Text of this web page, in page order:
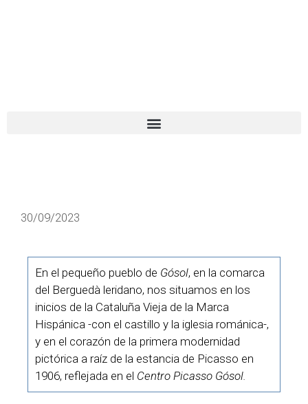
30/09/2023
En el pequeño pueblo de Gósol, en la comarca
del Berguedà leridano, nos situamos en los
inicios de la Cataluña Vieja de la Marca
Hispánica -con el castillo y la iglesia románica-,
y en el corazón de la primera modernidad
pictórica a raíz de la estancia de Picasso en
1906, reflejada en el Centro Picasso Gósol.